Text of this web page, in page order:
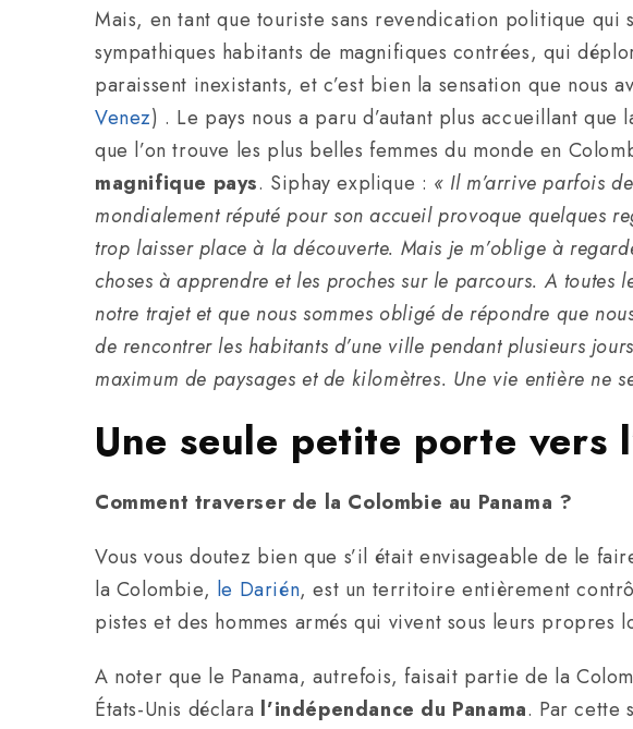
Mais, en tant que touriste sans revendication politique qui
sympathiques habitants de magnifiques contrées, qui
paraissent inexistants, et c’est bien la sensation que nous
Venez) . Le pays nous a paru d’autant plus accueillant
que l’on trouve les plus belles femmes du monde en
magnifique pays. Siphay explique : « Il m’arrive parfois
mondialement réputé pour son accueil provoque quelques
trop laisser place à la découverte. Mais je m’oblige à
choses à apprendre et les proches sur le parcours. A
notre trajet et que nous sommes obligé de répondre que
de rencontrer les habitants d’une ville pendant plusieurs
maximum de paysages et de kilomètres. Une vie entière ne
Une seule petite porte vers
Comment traverser de la Colombie au Panama ?
Vous vous doutez bien que s’il était envisageable de le
la Colombie, le Darién, est un territoire entièrement
pistes et des hommes armés qui vivent sous leurs propres
A noter que le Panama, autrefois, faisait partie de la
États-Unis déclara l’indépendance du Panama. Par cette